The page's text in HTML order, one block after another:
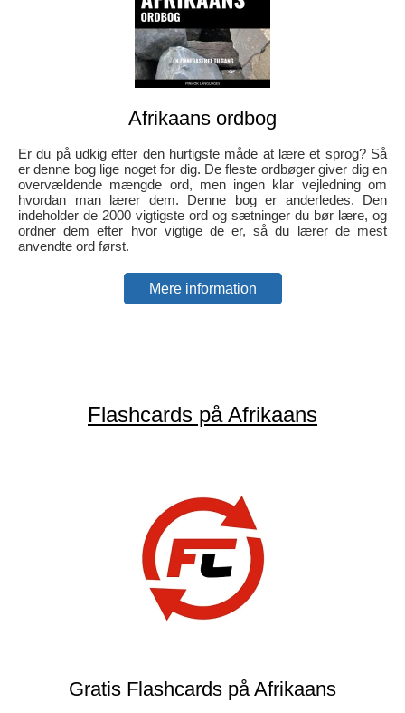
Afrikaans ordbog
Er du på udkig efter den hurtigste måde at lære et sprog? Så
er denne bog lige noget for dig. De fleste ordbøger giver dig en
overvældende mængde ord, men ingen klar vejledning om
hvordan man lærer dem. Denne bog er anderledes. Den
indeholder de 2000 vigtigste ord og sætninger du bør lære, og
ordner dem efter hvor vigtige de er, så du lærer de mest
anvendte ord først.
Mere information
Flashcards på Afrikaans
Gratis Flashcards på Afrikaans